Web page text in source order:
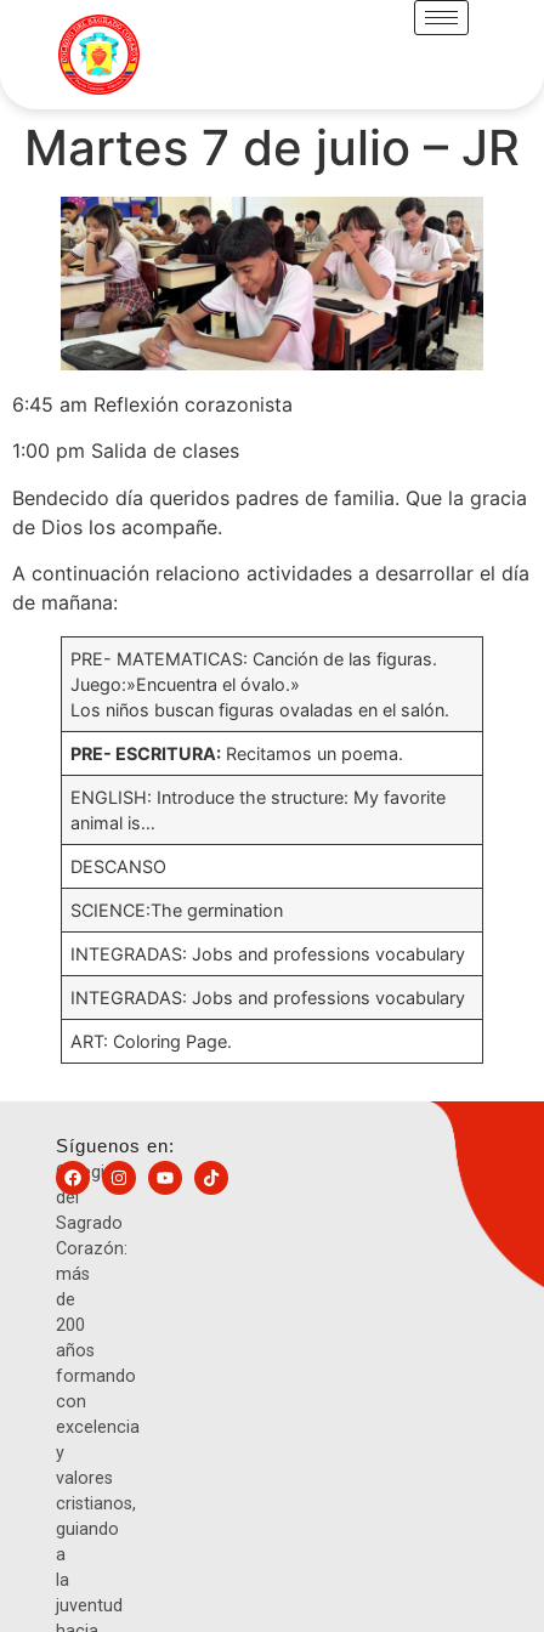
Martes 7 de julio – JR
6:45 am Reflexión corazonista
1:00 pm Salida de clases
Bendecido día queridos padres de familia. Que la gracia
de Dios los acompañe.
A continuación relaciono actividades a desarrollar el día
de mañana:
PRE- MATEMATICAS: Canción de las figuras.
Juego:»Encuentra el óvalo.»
Los niños buscan figuras ovaladas en el salón.
PRE- ESCRITURA: Recitamos un poema.
ENGLISH: Introduce the structure: My favorite
animal is…
DESCANSO
SCIENCE:The germination
INTEGRADAS: Jobs and professions vocabulary
INTEGRADAS: Jobs and professions vocabulary
ART: Coloring Page.
Colegio
del
Sagrado
Corazón:
más
de
200
años
formando
con
excelencia
y
valores
cristianos,
guiando
a
la
juventud
Síguenos en: